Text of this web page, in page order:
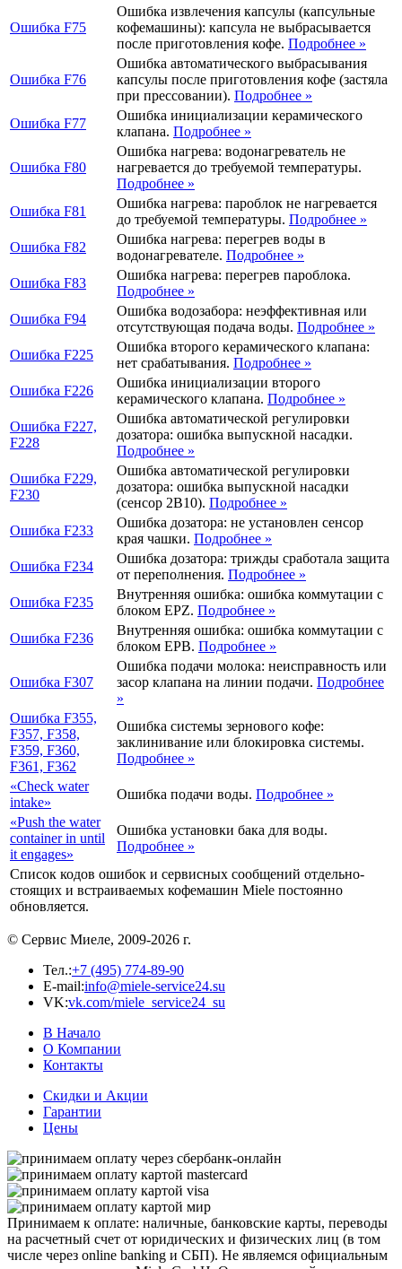
Ошибка F75
Ошибка извлечения капсулы (капсульные
кофемашины): капсула не выбрасывается
после приготовления кофе. Подробнее »
Ошибка F76
Ошибка автоматического выбрасывания
капсулы после приготовления кофе (застяла
при прессовании). Подробнее »
Ошибка F77
Ошибка инициализации керамического
клапана. Подробнее »
Ошибка F80
Ошибка нагрева: водонагреватель не
нагревается до требуемой температуры.
Подробнее »
Ошибка F81
Ошибка нагрева: пароблок не нагревается
до требуемой температуры. Подробнее »
Ошибка F82
Ошибка нагрева: перегрев воды в
водонагревателе. Подробнее »
Ошибка F83
Ошибка нагрева: перегрев пароблока.
Подробнее »
Ошибка F94
Ошибка водозабора: неэффективная или
отсутствующая подача воды. Подробнее »
Ошибка F225
Ошибка второго керамического клапана:
нет срабатывания. Подробнее »
Ошибка F226
Ошибка инициализации второго
керамического клапана. Подробнее »
Ошибка F227,
F228
Ошибка автоматической регулировки
дозатора: ошибка выпускной насадки.
Подробнее »
Ошибка F229,
F230
Ошибка автоматической регулировки
дозатора: ошибка выпускной насадки
(сенсор 2B10). Подробнее »
Ошибка F233
Ошибка дозатора: не установлен сенсор
края чашки. Подробнее »
Ошибка F234
Ошибка дозатора: трижды сработала защита
от переполнения. Подробнее »
Ошибка F235
Внутренняя ошибка: ошибка коммутации с
блоком EPZ. Подробнее »
Ошибка F236
Внутренняя ошибка: ошибка коммутации с
блоком EPB. Подробнее »
Ошибка F307
Ошибка подачи молока: неисправность или
засор клапана на линии подачи. Подробнее
»
Ошибка F355,
F357, F358,
F359, F360,
F361, F362
Ошибка системы зернового кофе:
заклинивание или блокировка системы.
Подробнее »
«Check water
intake»
Ошибка подачи воды. Подробнее »
«Push the water
con­tai­ner in until
it enga­ges»
Ошибка установки бака для воды.
Подробнее »
Список кодов ошибок и сервисных сообщений отдельно-
стоящих и встраиваемых кофемашин Miele постоянно
обновляется.
© Сервис Миеле, 2009-2026 г.
Тел.:+7 (495) 774-89-90
E-mail:info@miele-service24.su
VK:vk.com/miele_service24_su
В Начало
О Компании
Контакты
Скидки и Акции
Гарантии
Цены
При­ни­ма­ем к оп­ла­те: на­лич­ные, бан­ковс­кие кар­ты, пе­ре­во­ды
на рас­чет­ный счет от юри­ди­чес­ких и фи­зи­чес­ких лиц (в том
чис­ле че­рез on­li­ne ban­king и СБП). Не яв­ля­ем­ся офи­ци­аль­ным